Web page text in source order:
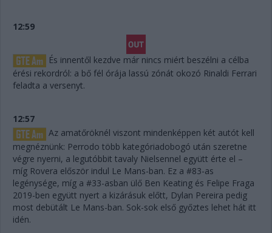
12:59
És innentől kezdve már nincs miért beszélni a célba
érési rekordról: a bő fél órája lassú zónát okozó Rinaldi Ferrari
feladta a versenyt.
12:57
Az amatőröknél viszont mindenképpen két autót kell
megnéznünk: Perrodo több kategóriadobogó után szeretne
végre nyerni, a legutóbbit tavaly Nielsennel együtt érte el –
míg Rovera először indul Le Mans-ban. Ez a #83-as
legénysége, míg a #33-asban ülő Ben Keating és Felipe Fraga
2019-ben együtt nyert a kizárásuk előtt, Dylan Pereira pedig
most debütált Le Mans-ban. Sok-sok első győztes lehet hát itt
idén.